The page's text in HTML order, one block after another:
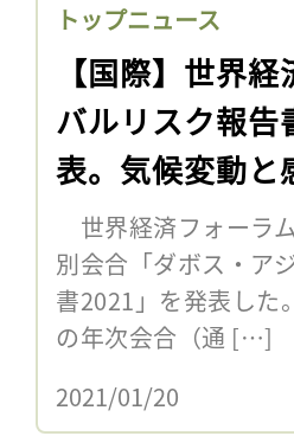
トップニュース
【国際】世界
バルリスク報告
表。気候変動と
世界経済フォーラ
別会合「ダボス・ア
書2021」を発表した
の年次会合（通 […]
2021/01/20